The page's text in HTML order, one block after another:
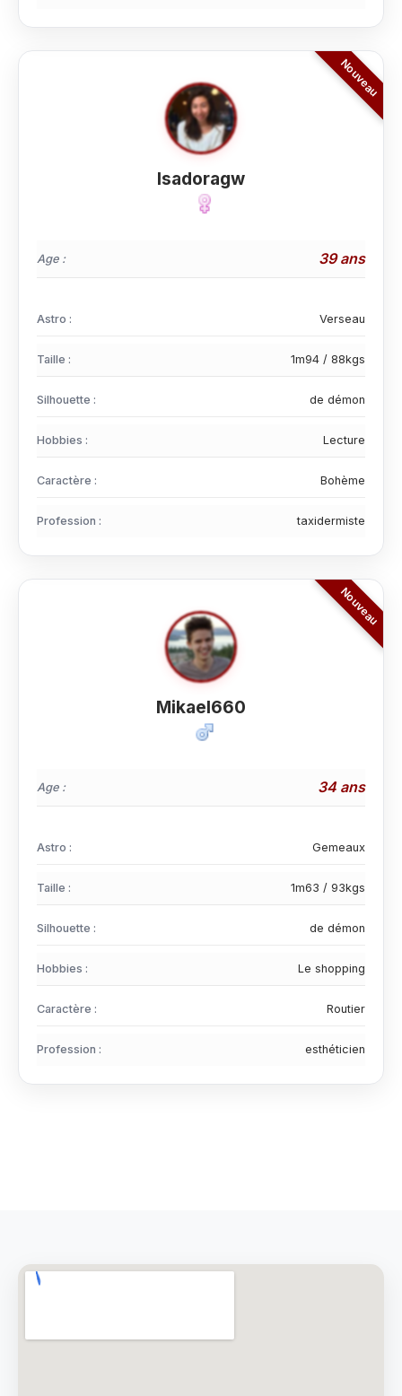
Isadoragw
Age : 39 ans
Astro : Verseau
Taille : 1m94 / 88kgs
Silhouette : de démon
Hobbies : Lecture
Caractère : Bohème
Profession : taxidermiste
Mikael660
Age : 34 ans
Astro : Gemeaux
Taille : 1m63 / 93kgs
Silhouette : de démon
Hobbies : Le shopping
Caractère : Routier
Profession : esthéticien